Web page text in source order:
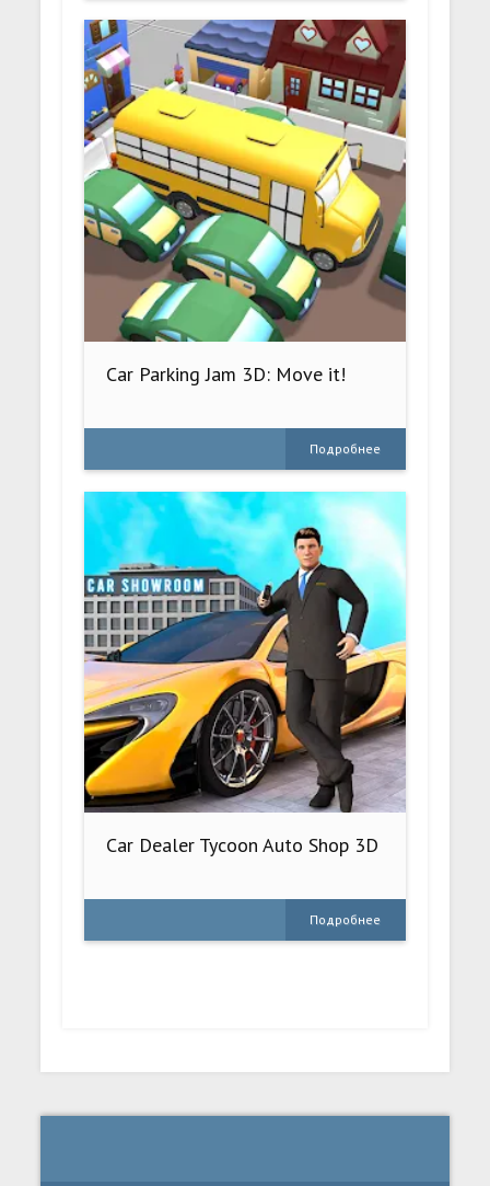
Car Parking Jam 3D: Move it!
Подробнее
Car Dealer Tycoon Auto Shop 3D
Подробнее